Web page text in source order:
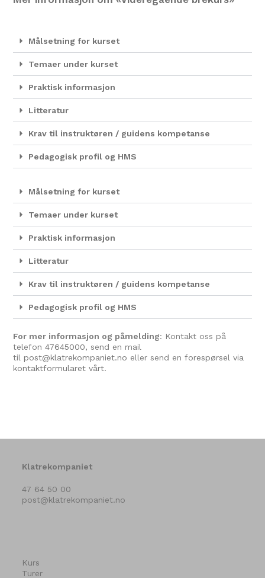
Målsetning for kurset
Temaer under kurset
Praktisk informasjon
Litteratur
Krav til instruktøren / guidens kompetanse
Pedagogisk profil og HMS
Målsetning for kurset
Temaer under kurset
Praktisk informasjon
Litteratur
Krav til instruktøren / guidens kompetanse
Pedagogisk profil og HMS
For mer informasjon og påmelding: Kontakt oss på
telefon47645000, send en mail
til post@klatrekompaniet.no eller send enforespørsel via
kontaktformularet vårt.
Klatrekompaniet
47 64 50 00
post@klatrekompaniet.no
Kurs
Turer